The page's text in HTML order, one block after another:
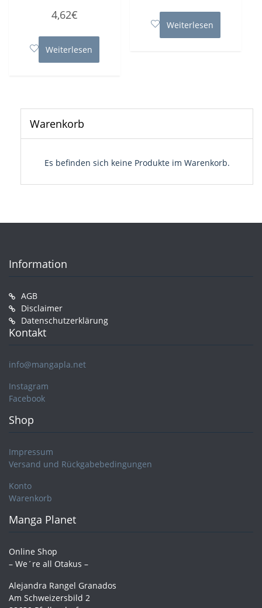
mit
5
4,62€
Weiterlesen
5
Weiterlesen
Warenkorb
Es befinden sich keine Produkte im Warenkorb.
Information
AGB
Disclaimer
Datenschutzerklärung
Kontakt
info@mangapla.net
Instagram
Facebook
Shop
Impressum
Versand und Rückgabebedingungen
Konto
Warenkorb
Manga Planet
Online Shop
– We´re all Otakus –
Alejandra Rangel Granados
Am Schweizersbild 2